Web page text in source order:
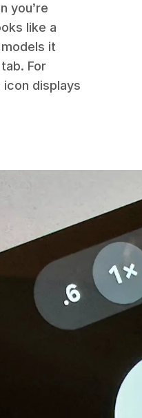
you’re
like a
it
For
icon displays